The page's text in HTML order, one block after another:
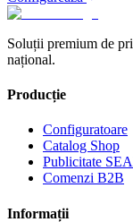
Soluții premium de
național.
Producție
Configuratoare
Catalog Shop
Publicitate
Comenzi B2B
Informații